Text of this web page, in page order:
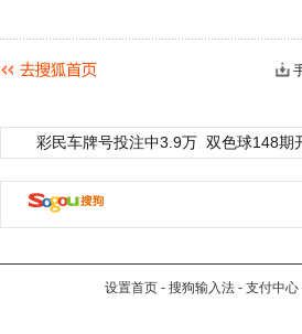
彩民车牌号投注中3.9万 双色球148期
设置首页 - 搜狗输入法 - 支付中心